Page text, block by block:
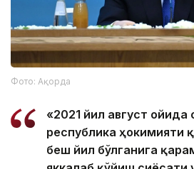
Фото: Ақорда
«2021 йил август ойида
республика ҳокимияти
беш йил бўлганига